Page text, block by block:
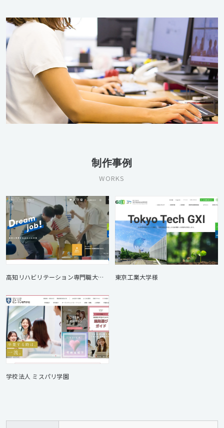
制作事例
WORKS
高知リハビリテーション専門職大学様 東京工業大学様
学校法人 ミスパリ学園